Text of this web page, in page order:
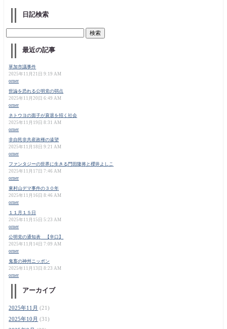
日記検索
最近の記事
草加市議事件
2025年11月21日 9:19 AM
orner
世論を恐れる公明党の弱点
2025年11月20日 6:49 AM
orner
ネトウヨの面子が衰退を招く社会
2025年11月19日 8:31 AM
orner
非自民非共産政権の遠望
2025年11月18日 9:21 AM
orner
ファンタジーの世界に生きる門田隆将と櫻井よしこ
2025年11月17日 7:46 AM
orner
東村山デマ事件の３０年
2025年11月16日 8:46 AM
orner
１１月１５日
2025年11月15日 5:23 AM
orner
公明党の通知表 【辛口】
2025年11月14日 7:09 AM
orner
鬼畜の神州ニッポン
2025年11月13日 8:23 AM
orner
アーカイブ
2025年11月 (21)
2025年10月 (31)